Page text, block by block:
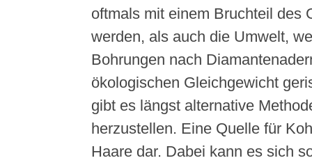
oftmals mit einem Bruchteil des
werden, als auch die Umwelt,
Bohrungen nach
ökologischen Gleichgewicht
gibt es längst alternative
herzustellen. Eine Quelle für
Haare dar. Dabei kann es sich